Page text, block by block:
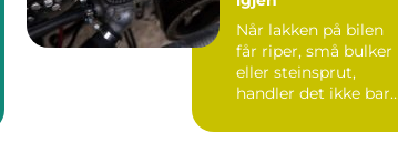
Når lakken på bilen
får riper, små bulker
eller steinsprut,
handler det ikke bare